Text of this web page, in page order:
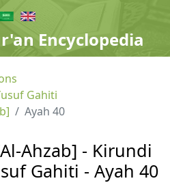
Encyclopedia
Gahiti
Ayah 40
Ahzab] - Kirundi
Gahiti - Ayah 40